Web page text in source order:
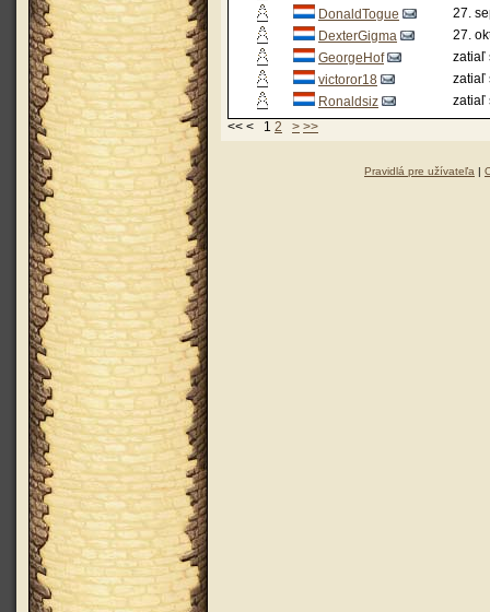
DonaldTogue
27.
DexterGigma
27.
GeorgeHof
zatiaľ
victoror18
zatiaľ
Ronaldsiz
zatiaľ
<< < 1 2 > >>
Pravidlá pre užívateľa |